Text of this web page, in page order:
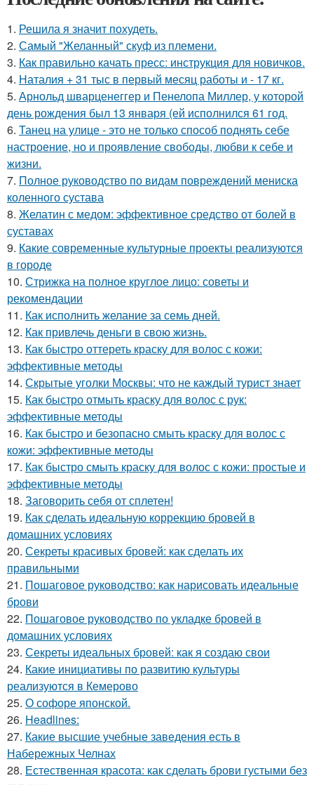
1. Решила я значит похудеть.
2. Самый "Желанный" скуф из племени.
3. Как правильно качать пресс: инструкция для новичков.
4. Наталия + 31 тыс в первый месяц работы и - 17 кг.
5. Арнольд шварценеггер и Пенелопа Миллер, у которой
день рождения был 13 января (ей исполнился 61 год.
6. Танец на улице - это не только способ поднять себе
настроение, но и проявление свободы, любви к себе и
жизни.
7. Полное руководство по видам повреждений мениска
коленного сустава
8. Желатин с медом: эффективное средство от болей в
суставах
9. Какие современные культурные проекты реализуются
в городе
10. Стрижка на полное круглое лицо: советы и
рекомендации
11. Как исполнить желание за семь дней.
12. Как привлечь деньги в свою жизнь.
13. Как быстро оттереть краску для волос с кожи:
эффективные методы
14. Скрытые уголки Москвы: что не каждый турист знает
15. Как быстро отмыть краску для волос с рук:
эффективные методы
16. Как быстро и безопасно смыть краску для волос с
кожи: эффективные методы
17. Как быстро смыть краску для волос с кожи: простые и
эффективные методы
18. Заговорить себя от сплетен!
19. Как сделать идеальную коррекцию бровей в
домашних условиях
20. Секреты красивых бровей: как сделать их
правильными
21. Пошаговое руководство: как нарисовать идеальные
брови
22. Пошаговое руководство по укладке бровей в
домашних условиях
23. Секреты идеальных бровей: как я создаю свои
24. Какие инициативы по развитию культуры
реализуются в Кемерово
25. О софоре японской.
26. Headlines:
27. Какие высшие учебные заведения есть в
Набережных Челнах
28. Естественная красота: как сделать брови густыми без